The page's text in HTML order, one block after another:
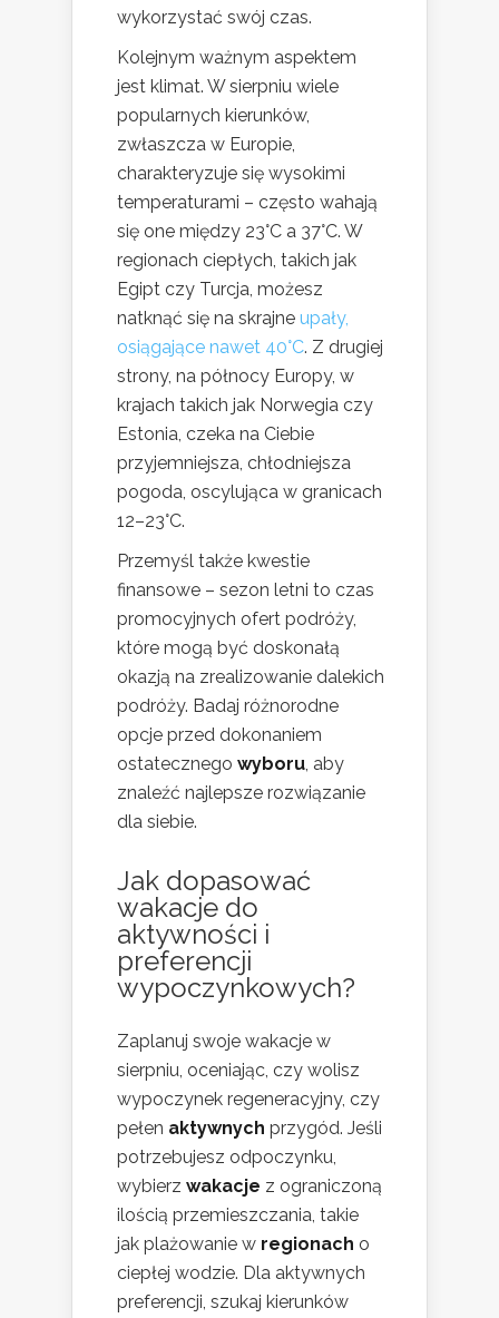
wykorzystać swój czas.
Kolejnym ważnym aspektem
jest klimat. W sierpniu wiele
popularnych kierunków,
zwłaszcza w Europie,
charakteryzuje się wysokimi
temperaturami – często wahają
się one między 23°C a 37°C. W
regionach ciepłych, takich jak
Egipt czy Turcja, możesz
natknąć się na skrajne upały,
osiągające nawet 40°C. Z drugiej
strony, na północy Europy, w
krajach takich jak Norwegia czy
Estonia, czeka na Ciebie
przyjemniejsza, chłodniejsza
pogoda, oscylująca w granicach
12–23°C.
Przemyśl także kwestie
finansowe – sezon letni to czas
promocyjnych ofert podróży,
które mogą być doskonałą
okazją na zrealizowanie dalekich
podróży. Badaj różnorodne
opcje przed dokonaniem
ostatecznego wyboru , aby
znaleźć najlepsze rozwiązanie
dla siebie.
Jak dopasować
wakacje do
aktywności i
preferencji
wypoczynkowych?
Zaplanuj swoje wakacje w
sierpniu, oceniając, czy wolisz
wypoczynek regeneracyjny, czy
pełen aktywnych przygód. Jeśli
potrzebujesz odpoczynku,
wybierz wakacje z ograniczoną
ilością przemieszczania, takie
jak plażowanie w regionach o
ciepłej wodzie. Dla aktywnych
preferencji, szukaj kierunków